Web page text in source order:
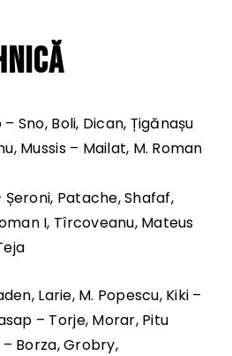
– Sno, Boli, Dican, Țigănașu
Mussis – Mailat, M. Roman
Șeroni, Patache, Shafaf,
I, Tîrcoveanu, Mateus
Larie, M. Popescu, Kiki –
– Torje, Morar, Pitu
– Borza, Grobry,